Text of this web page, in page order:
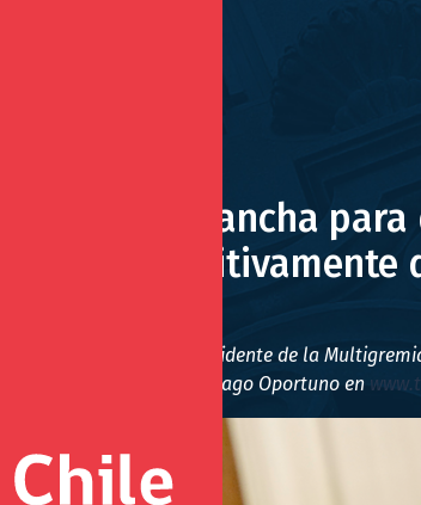
la cancha para
competitivamente
Lucas Palacios, el presidente de la
el portal de pagos Pago Oportuno en